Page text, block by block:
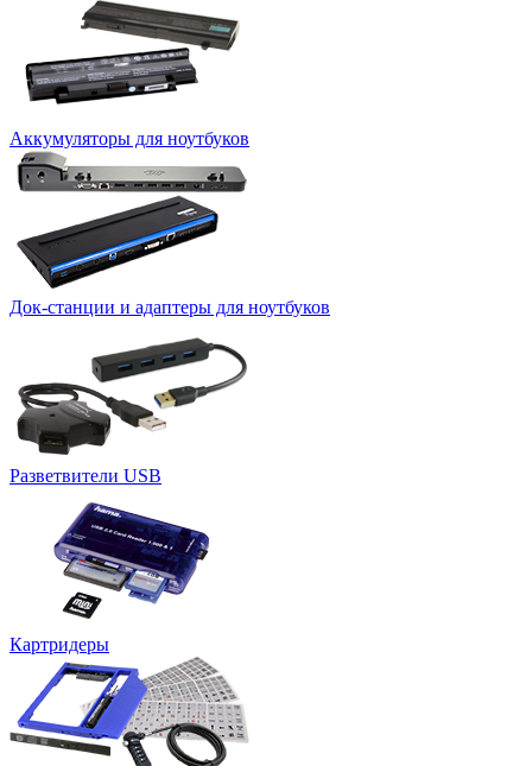
Аккумуляторы для ноутбуков
Док-станции и адаптеры для ноутбуков
Разветвители USB
Картридеры